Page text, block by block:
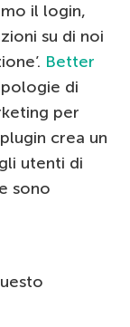
il login,
su di noi
Better
di
per
crea un
utenti di
sono